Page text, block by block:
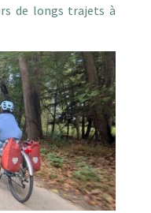
de longs trajets à